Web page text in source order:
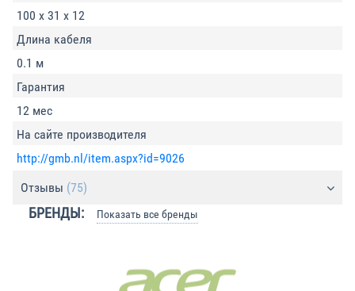
100 x 31 x 12
Длина кабеля
0.1 м
Гарантия
12 мес
На сайте производителя
http://gmb.nl/item.aspx?id=9026
Отзывы (75)
БРЕНДЫ: Показать все бренды